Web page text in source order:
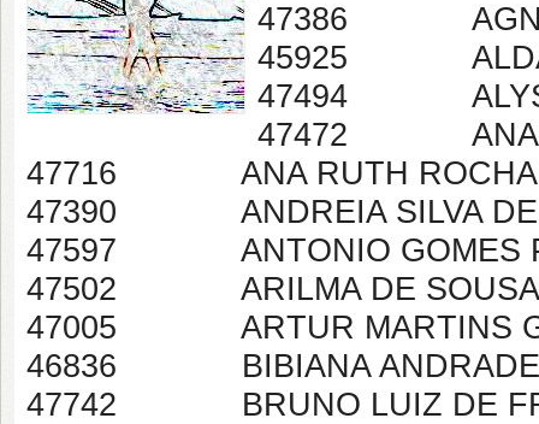
47386 AGNES
45925 ALDAIR
47494
47472 ANA
47716 ANA RUTH ROCHA
47390 ANDREIA SILVA DE
47597 ANTONIO GOMES
47502 ARILMA DE SOUSA
47005 ARTUR MARTINS
46836 BIBIANA ANDRADE
47742 BRUNO LUIZ DE